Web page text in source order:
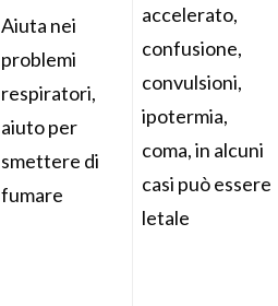
Aiuta nei
problemi
respiratori,
aiuto per
smettere di
fumare
accelerato,
confusione,
convulsioni,
ipotermia,
coma, in alcuni
casi può essere
letale